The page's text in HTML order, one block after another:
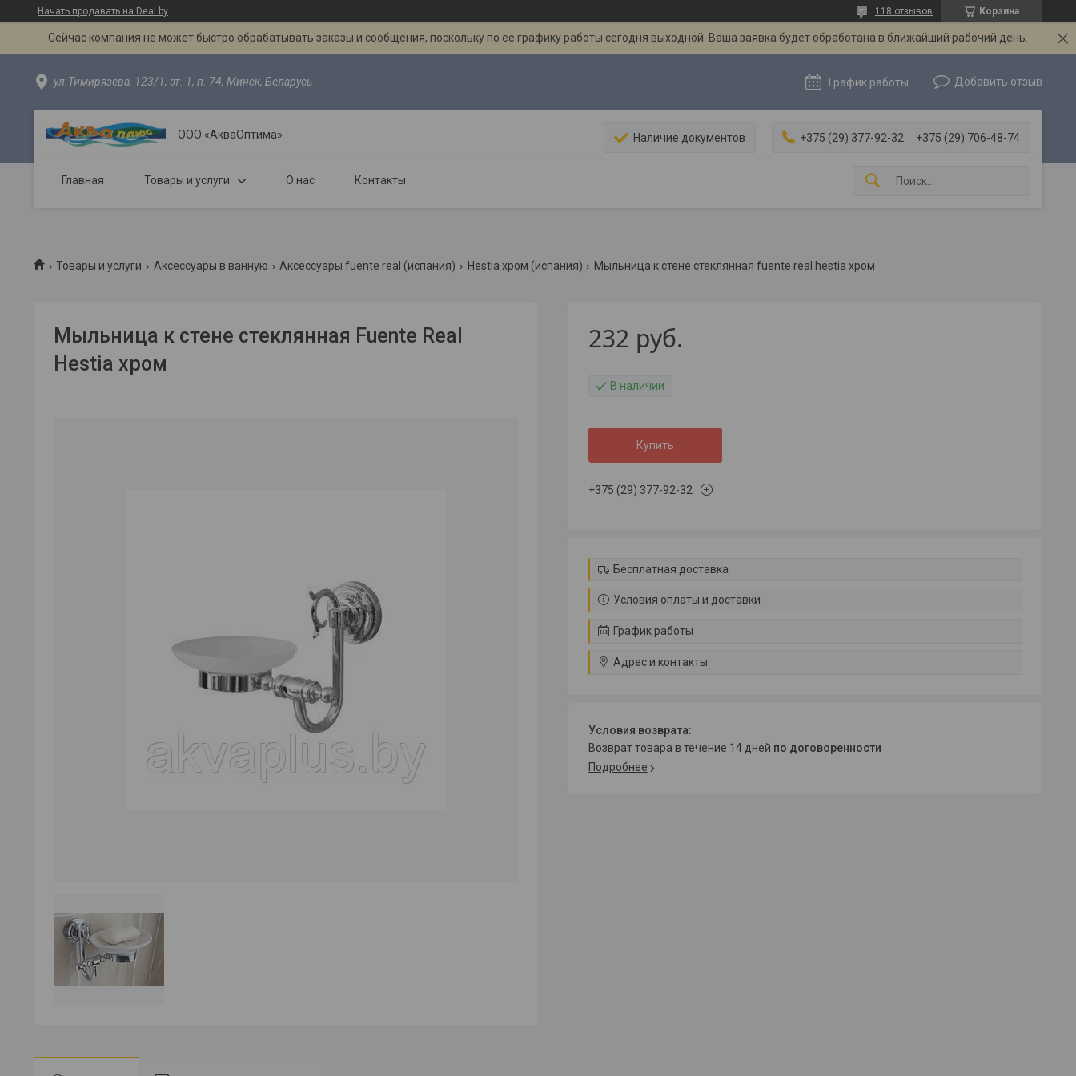
Начать продавать на Deal.by Корзина
118 отзывов
Сейчас компания не может быстро обрабатывать заказы и сообщения, поскольку по ее графику работы сегодня выходной. Ваша заявка будет обработана в ближайший рабочий день.
ул.Тимирязева, 123/1, эт. 1, п. 74, Минск, Беларусь График работы Добавить отзыв
ООО «АкваОптима» Наличие документов +375 (29) 377-92-32 +375 (29) 706-48-74
Главная Товары и услуги О нас Контакты
Товары и услуги Аксессуары в ванную Аксессуары fuente real (испания) Hestia хром (испания) Мыльница к стене стеклянная fuente real hestia хром
Мыльница к стене стеклянная Fuente Real
Hestia хром
232 руб.
В наличии
Купить
+375 (29) 377-92-32
Бесплатная доставка
Условия оплаты и доставки
График работы
Адрес и контакты
возврат товара в течение 14 дней по договоренности
Подробнее